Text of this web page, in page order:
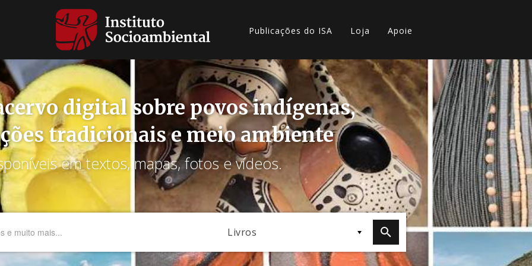
Publicações do ISA Loja Apoie
digital sobre povos indígenas,
tradicionais e meio ambiente
em textos, mapas, fotos e vídeos.
Livros